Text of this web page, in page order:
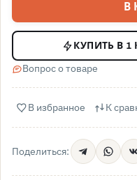
В
КУПИТЬ В 1
Вопрос о товаре
В избранное К
Поделиться: